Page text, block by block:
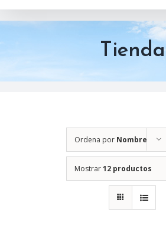
Tienda
Ordena por Nombre
Mostrar12 productos